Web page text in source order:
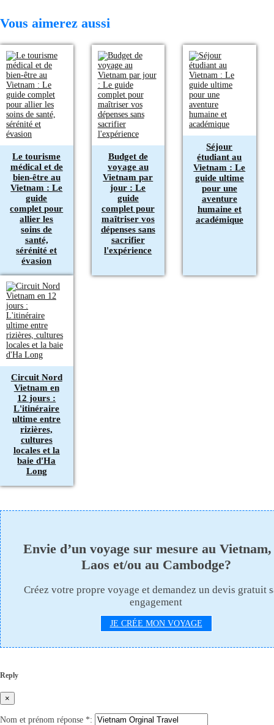
Vous aimerez aussi
Le tourisme
médical et de
bien-être au
Vietnam : Le
guide
complet pour
allier les
soins de
santé,
sérénité et
évasion
Budget de
voyage au
Vietnam par
jour : Le
guide
complet pour
maîtriser vos
dépenses sans
sacrifier
l'expérience
Séjour
étudiant au
Vietnam : Le
guide ultime
pour une
aventure
humaine et
académique
Circuit Nord
Vietnam en
12 jours :
L'itinéraire
ultime entre
rizières,
cultures
locales et la
baie d'Ha
Long
Envie d’un voyage sur mesure au
Laos et/ou au Cambodge?
Créez votre propre voyage et demandez un devis gratuit
engagement
JE CRÉE MON VOYAGE
Reply
×
Nom et prénom réponse *: